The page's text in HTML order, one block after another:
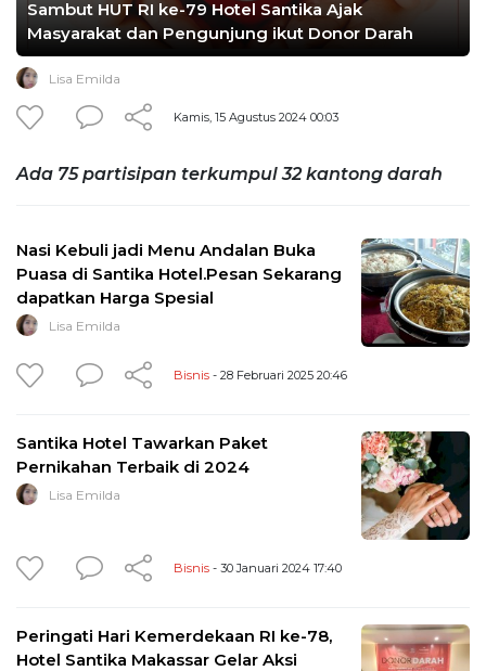
Sambut HUT RI ke-79 Hotel Santika Ajak
Masyarakat dan Pengunjung ikut Donor Darah
Lisa Emilda
Kamis, 15 Agustus 2024 00:03
Ada 75 partisipan terkumpul 32 kantong darah
Nasi Kebuli jadi Menu Andalan Buka
Puasa di Santika Hotel.Pesan Sekarang
dapatkan Harga Spesial
Lisa Emilda
Bisnis - 28 Februari 2025 20:46
Santika Hotel Tawarkan Paket
Pernikahan Terbaik di 2024
Lisa Emilda
Bisnis - 30 Januari 2024 17:40
Peringati Hari Kemerdekaan RI ke-78,
Hotel Santika Makassar Gelar Aksi